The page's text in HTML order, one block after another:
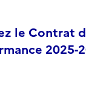
le Contrat
2025-